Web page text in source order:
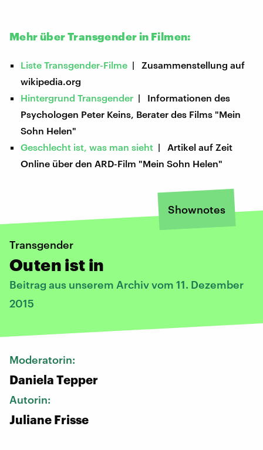
Mehr über Transgender in Filmen:
Liste Transgender-Filme | Zusammenstellung auf
wikipedia.org
Hintergrund Transgender | Informationen des
Psychologen Peter Keins, Berater des Films "Mein
Sohn Helen"
Geschlecht ist, was man sieht | Artikel auf Zeit
Online über den ARD-Film "Mein Sohn Helen"
Shownotes
Transgender
Outen ist in
Beitrag aus unserem Archiv vom 11. Dezember
2015
Moderatorin:
Daniela Tepper
Autorin:
Juliane Frisse